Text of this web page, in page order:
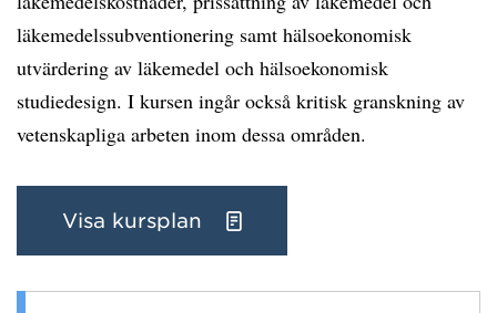
läkemedelssubventionering samt hälsoekonomisk
utvärdering av läkemedel och hälsoekonomisk
studiedesign. I kursen ingår också kritisk granskning av
vetenskapliga arbeten inom dessa områden.
Visa kursplan